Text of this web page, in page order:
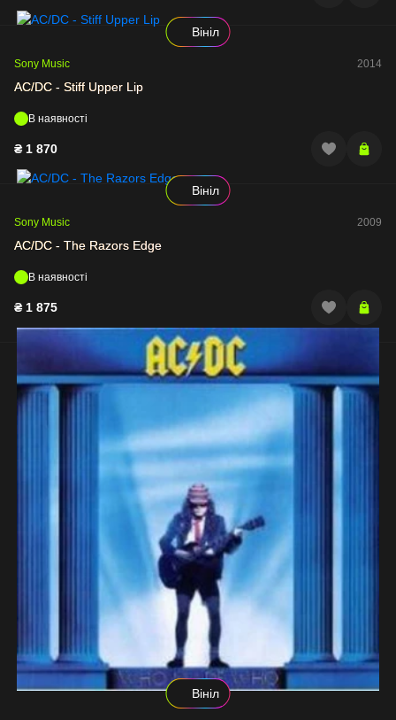
Вініл
Sony Music 2014
AC/DC - Stiff Upper Lip
В наявності
₴ 1 870
Вініл
Sony Music 2009
AC/DC - The Razors Edge
В наявності
₴ 1 875
Вініл